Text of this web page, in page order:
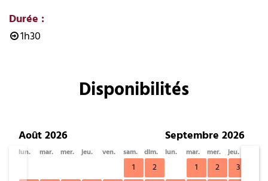
Durée :
1h30
Disponibilités
Août 2026
lun. mar. mer. jeu. ven. sam. dim.
1
2
Septembre 2026
lun. mar. mer. jeu.
1 2 3